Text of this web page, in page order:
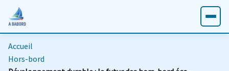
Accueil
Hors-bord